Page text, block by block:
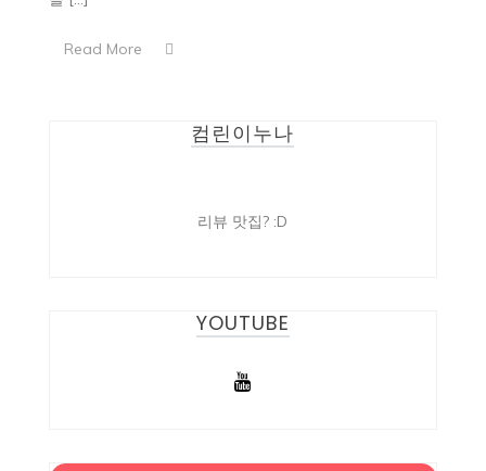
Read More
컴린이누나
리뷰 맛집? :D
YOUTUBE